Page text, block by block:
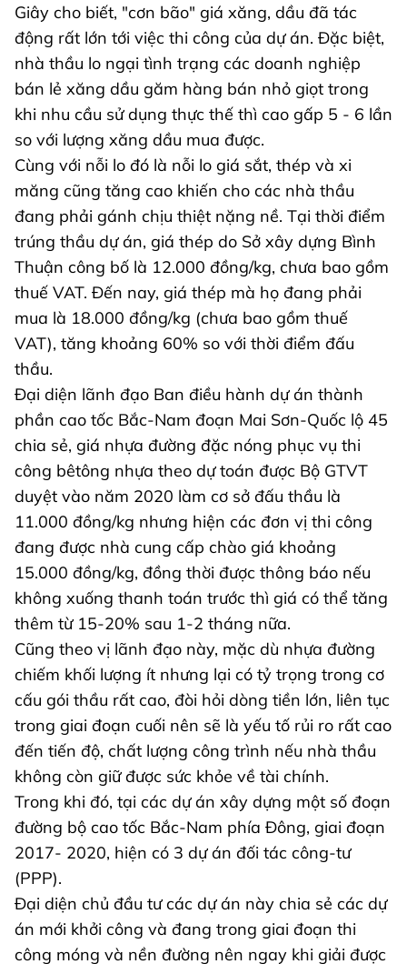
Giây cho biết, "cơn bão" giá xăng, dầu đã tác
động rất lớn tới việc thi công của dự án. Đặc biệt,
nhà thầu lo ngại tình trạng các doanh nghiệp
bán lẻ xăng dầu găm hàng bán nhỏ giọt trong
khi nhu cầu sử dụng thực thế thì cao gấp 5 - 6 lần
so với lượng xăng dầu mua được.
Cùng với nỗi lo đó là nỗi lo giá sắt, thép và xi
măng cũng tăng cao khiến cho các nhà thầu
đang phải gánh chịu thiệt nặng nề. Tại thời điểm
trúng thầu dự án, giá thép do Sở xây dựng Bình
Thuận công bố là 12.000 đồng/kg, chưa bao gồm
thuế VAT. Đến nay, giá thép mà họ đang phải
mua là 18.000 đồng/kg (chưa bao gồm thuế
VAT), tăng khoảng 60% so với thời điểm đấu
thầu.
Đại diện lãnh đạo Ban điều hành dự án thành
phần cao tốc Bắc-Nam đoạn Mai Sơn-Quốc lộ 45
chia sẻ, giá nhựa đường đặc nóng phục vụ thi
công bêtông nhựa theo dự toán được Bộ GTVT
duyệt vào năm 2020 làm cơ sở đấu thầu là
11.000 đồng/kg nhưng hiện các đơn vị thi công
đang được nhà cung cấp chào giá khoảng
15.000 đồng/kg, đồng thời được thông báo nếu
không xuống thanh toán trước thì giá có thể tăng
thêm từ 15-20% sau 1-2 tháng nữa.
Cũng theo vị lãnh đạo này, mặc dù nhựa đường
chiếm khối lượng ít nhưng lại có tỷ trọng trong cơ
cấu gói thầu rất cao, đòi hỏi dòng tiền lớn, liên tục
trong giai đoạn cuối nên sẽ là yếu tố rủi ro rất cao
đến tiến độ, chất lượng công trình nếu nhà thầu
không còn giữ được sức khỏe về tài chính.
Trong khi đó, tại các dự án xây dựng một số đoạn
đường bộ cao tốc Bắc-Nam phía Đông, giai đoạn
2017- 2020, hiện có 3 dự án đối tác công-tư
(PPP).
Đại diện chủ đầu tư các dự án này chia sẻ các dự
án mới khởi công và đang trong giai đoạn thi
công móng và nền đường nên ngay khi giải được